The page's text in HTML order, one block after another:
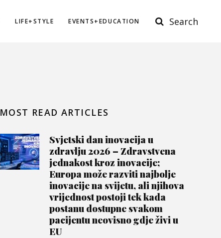
LIFE+STYLE EVENTS+EDUCATION Search
MOST READ ARTICLES
Svjetski dan inovacija u
zdravlju 2026 – Zdravstvena
jednakost kroz inovacije;
Europa može razviti najbolje
inovacije na svijetu, ali njihova
vrijednost postoji tek kada
postanu dostupne svakom
pacijentu neovisno gdje živi u
EU